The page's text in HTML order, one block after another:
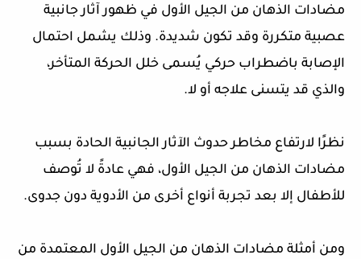
مضادات الذهان من الجيل الأول في ظهور آثار جانبية
عصبية متكررة وقد تكون شديدة. وذلك يشمل احتمال
الإصابة باضطراب حركي يُسمى خلل الحركة المتأخر،
والذي قد يتسنى علاجه أو لا.
نظرًا لارتفاع مخاطر حدوث الآثار الجانبية الحادة بسبب
مضادات الذهان من الجيل الأول، فهي عادةً لا تُوصف
للأطفال إلا بعد تجربة أنواع أخرى من الأدوية دون جدوى.
ومن أمثلة مضادات الذهان من الجيل الأول المعتمدة من